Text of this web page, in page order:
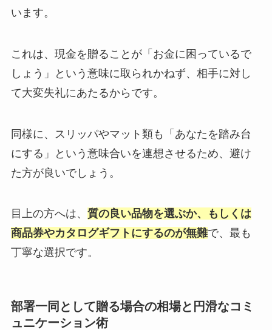
います。
これは、現金を贈ることが「お金に困っているで
しょう」という意味に取られかねず、相手に対し
て大変失礼にあたるからです。
同様に、スリッパやマット類も「あなたを踏み台
にする」という意味合いを連想させるため、避け
た方が良いでしょう。
目上の方へは、 質の良い品物を選ぶか、もしくは
商品券やカタログギフトにするのが無難で、最も
丁寧な選択です。
部署一同として贈る場合の相場と円滑なコミ
ュニケーション術